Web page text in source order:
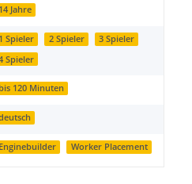
14 Jahre
1 Spieler 2 Spieler
3 Spieler
Spieler
bis 120 Minuten
Enginebuilder Worker Placement